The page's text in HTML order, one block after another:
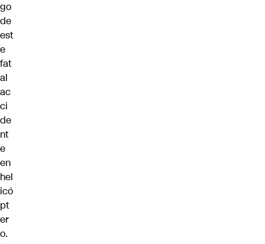
go
de
est
e
fat
al
ac
ci
de
nt
e
en
hel
icó
pt
er
o.